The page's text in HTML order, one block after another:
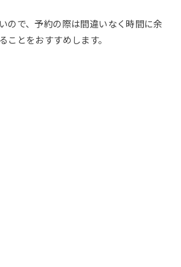
ので、予約の際は間違いなく時間に余
ことをおすすめします。